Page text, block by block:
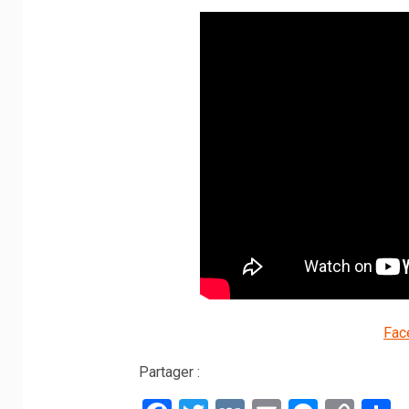
Partager :